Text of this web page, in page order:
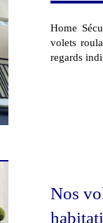
Home
volets
regards
Nos